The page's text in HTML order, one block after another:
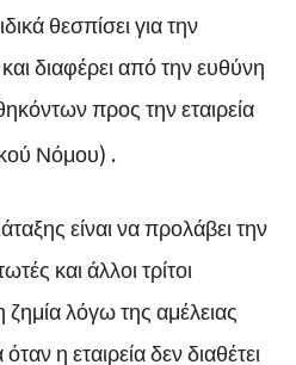
θεσπίσει για την
διαφέρει από την ευθύνη
προς την εταιρεία
Νόμου) .
είναι να προλάβει την
και άλλοι τρίτοι
λόγω της αμέλειας
η εταιρεία δεν διαθέτει